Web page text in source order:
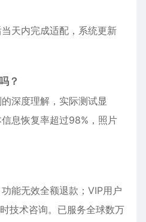
天内完成适配，系统更新
？
深度理解，实际测试显
息恢复率超过98%，照片
能无效全额退款；VIP用户
技术咨询。已服务全球数万